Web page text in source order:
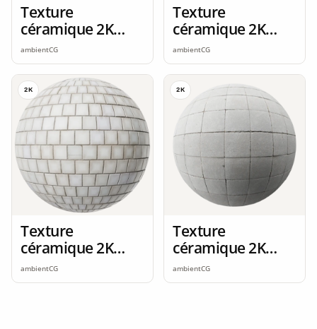
Texture
céramique 2K
seamless
ambientCG
Texture
céramique 2K
seamless
ambientCG
2K
Texture
céramique 2K
seamless
ambientCG
2K
Texture
céramique 2K
seamless
ambientCG